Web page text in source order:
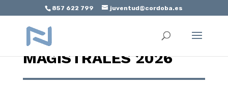
Abrir barra de herramientas
857 622 799 juventud@cordoba.es
TALENTO CAPITAL.
MAGISTRALES 2026